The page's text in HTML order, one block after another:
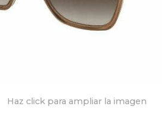
Haz click para ampliar la imagen